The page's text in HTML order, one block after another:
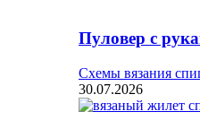
Пуловер с
Схемы вязания
30.07.2026